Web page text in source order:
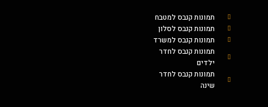
תמונות קנבס למטבח
תמונות קנבס לסלון
תמונות קנבס למשרד
תמונות קנבס לחדר
ילדים
תמונות קנבס לחדר
שינה